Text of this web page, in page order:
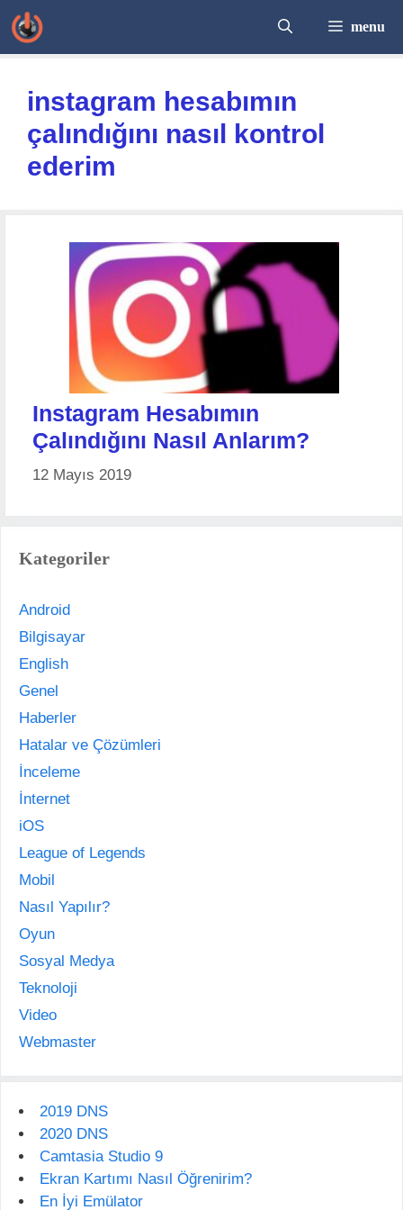
İçeriğe
atla
menu
instagram hesabımın
çalındığını nasıl kontrol
ederim
Instagram Hesabımın
Çalındığını Nasıl Anlarım?
12 Mayıs 2019
Kategoriler
Android
Bilgisayar
English
Genel
Haberler
Hatalar ve Çözümleri
İnceleme
İnternet
iOS
League of Legends
Mobil
Nasıl Yapılır?
Oyun
Sosyal Medya
Teknoloji
Video
Webmaster
2019 DNS
2020 DNS
Camtasia Studio 9
Ekran Kartımı Nasıl Öğrenirim?
En İyi Emülator